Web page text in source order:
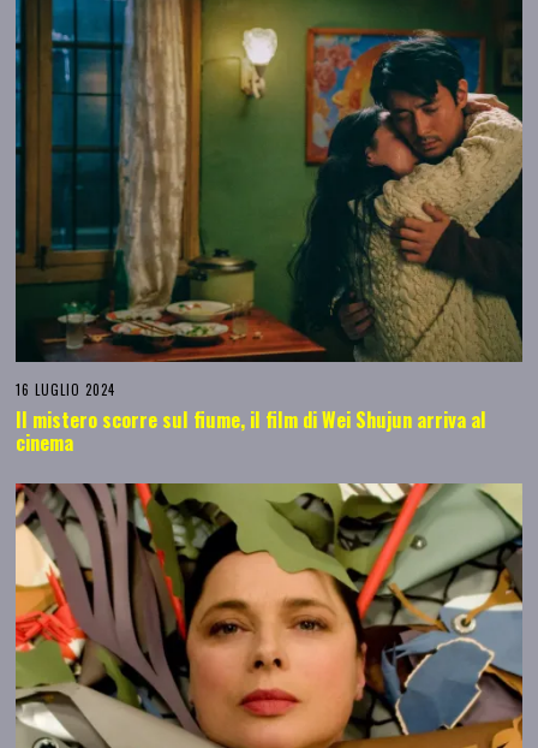
16 LUGLIO 2024
Il mistero scorre sul fiume, il film di Wei Shujun arriva al
cinema